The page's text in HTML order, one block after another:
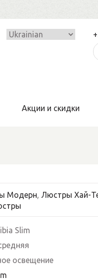
Акции и скидки
Модерн, Люстры Хай-
Slim
освещение